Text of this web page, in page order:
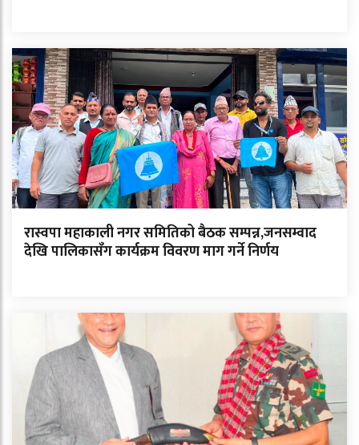
रास्वपा महाकाली नगर समितिको बैठक सम्पन्न,जनसम्वाद
देखि पालिकासँग कार्यक्रम विवरण माग गर्ने निर्णय